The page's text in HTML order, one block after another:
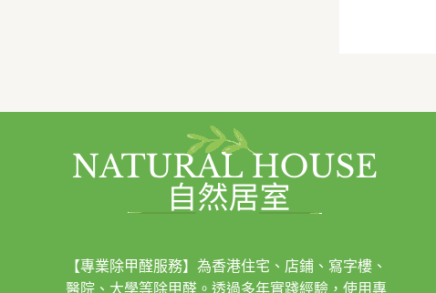
【專業除甲醛服務】為香港住宅、店鋪、寫字樓、
醫院、大學等除甲醛。透過多年實踐經驗，使用專